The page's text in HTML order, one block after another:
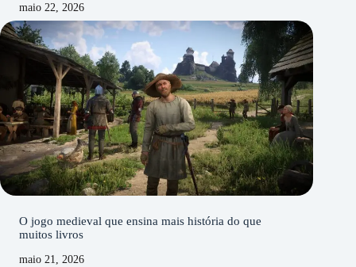
maio 22, 2026
O jogo medieval que ensina mais história do que
muitos livros
maio 21, 2026